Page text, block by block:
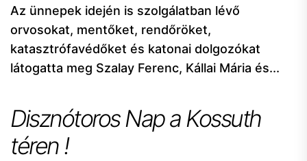
Az ünnepek idején is szolgálatban lévő
orvosokat, mentőket, rendőröket,
katasztrófavédőket és katonai dolgozókat
látogatta meg Szalay Ferenc, Kállai Mária és...
Disznótoros Nap a Kossuth
téren !